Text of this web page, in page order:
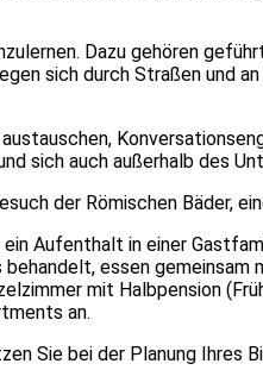
Dazu gehören
sich durch Straßen und
sich auch außerhalb des
der Römischen Bäder,
Aufenthalt in einer
essen
mit Halbpension
an.
Sie bei der Planung Ihres